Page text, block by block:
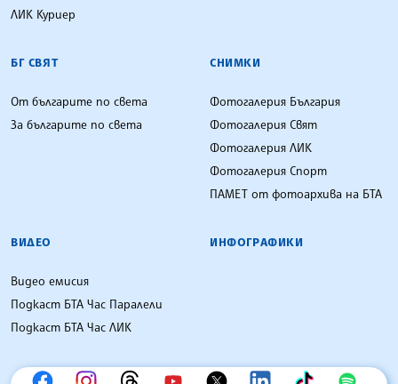
ЛИК Куриер
БГ СВЯТ
От българите по света
За българите по света
СНИМКИ
Фотогалерия България
Фотогалерия Свят
Фотогалерия ЛИК
Фотогалерия Спорт
ПАМЕТ от фотоархива на БТА
ВИДЕО
Видео емисия
Подкаст БТА Час Паралели
Подкаст БТА Час ЛИК
ИНФОГРАФИКИ